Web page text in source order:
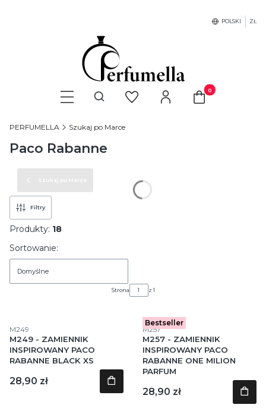
POLSKI ZŁ
Otwórz wyszukiwarkę Produkty w
PERFUMELLA Szukaj po Marce
Paco Rabanne
Szukaj po Marce
Filtry
Produkty: 18
Lista produktów
Sortowanie:
Domyślne
Strona z 1
Kod produktu
M249
M249 - ZAMIENNIK
INSPIROWANY PACO
RABANNE BLACK XS
Cena
28,90 zł
Bestseller
Kod produktu
M257
M257 - ZAMIENNIK
INSPIROWANY PACO
RABANNE ONE MILION
PARFUM
Cena
28,90 zł